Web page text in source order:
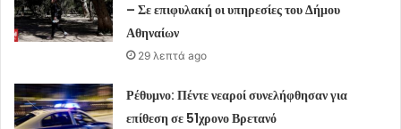
– Σε επιφυλακή οι υπηρεσίες του Δήμου
Αθηναίων
29 λεπτά ago
Ρέθυμνο: Πέντε νεαροί συνελήφθησαν για
επίθεση σε 51χρονο Βρετανό